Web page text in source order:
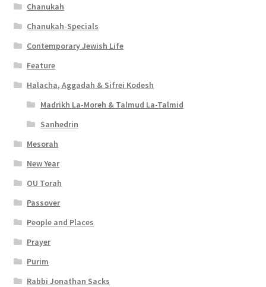
Chanukah
Chanukah-Specials
Contemporary Jewish Life
Feature
Halacha, Aggadah & Sifrei Kodesh
Madrikh La-Moreh & Talmud La-Talmid
Sanhedrin
Mesorah
New Year
OU Torah
Passover
People and Places
Prayer
Purim
Rabbi Jonathan Sacks